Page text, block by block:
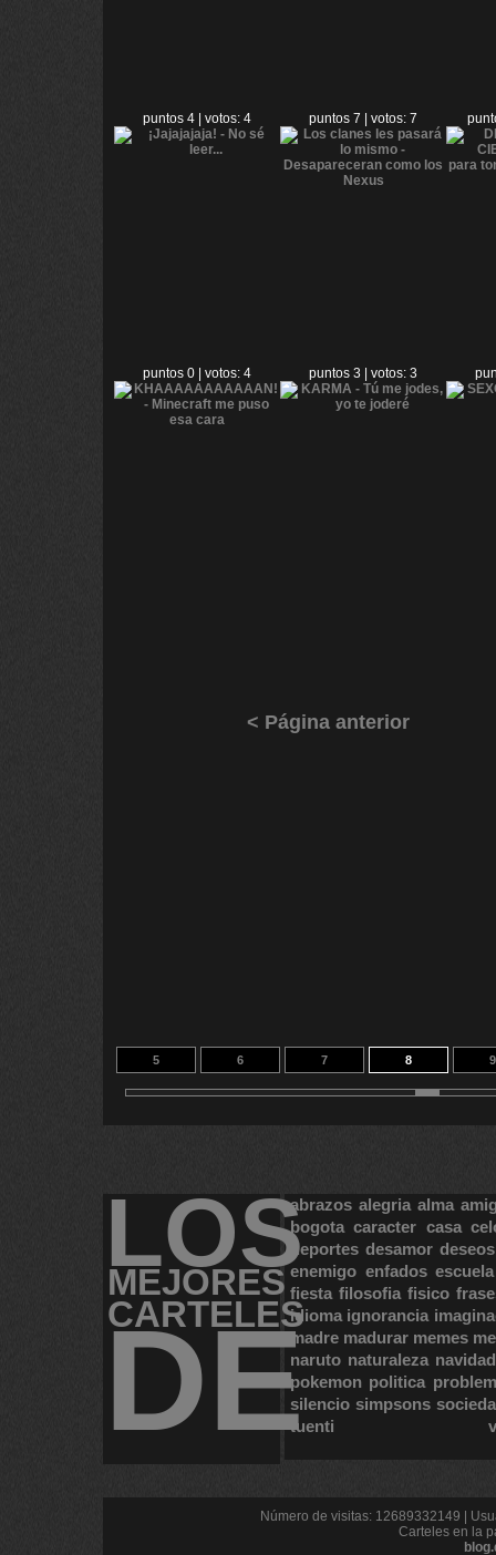
puntos 4 | votos: 4 puntos 7 | votos: 7
puntos 0 | votos: 4 puntos 3 | votos: 3
< Página anterior
5 6 7 8 9
15 16 13 14
LOS
MEJORES
CARTELES
DE
abrazos alegria alma
bogota caracter casa
deportes desamor deseos
enemigo enfados escuela
fiesta filosofia fisico
idioma ignorancia
madre madurar memes
naruto naturaleza navidad
pokemon politica
silencio simpsons
tuenti
Número de visitas: 12689332149 |
Carteles en la